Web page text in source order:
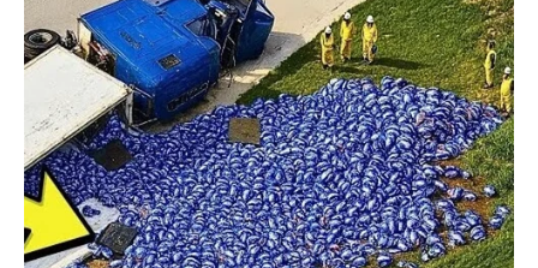
savesti –zaslužili ste je.